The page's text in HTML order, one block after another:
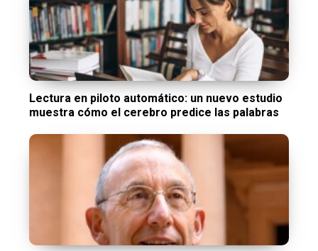
Lectura en piloto automático: un nuevo estudio
muestra cómo el cerebro predice las palabras